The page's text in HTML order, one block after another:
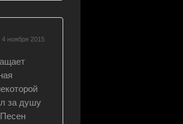
4 ноября 2015
за душу